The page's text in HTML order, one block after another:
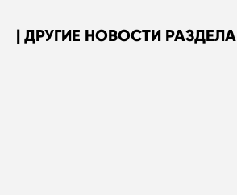
ДРУГИЕ НОВОСТИ РАЗДЕЛА